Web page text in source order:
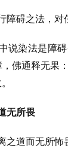
障碍之法，对
说染法是障
佛通释无果
无所畏
之道而无所怖